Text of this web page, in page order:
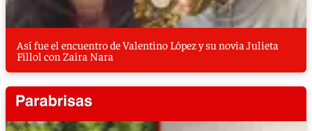
Así fue el encuentro de Valentino López y su novia Julieta
Fillol con Zaira Nara